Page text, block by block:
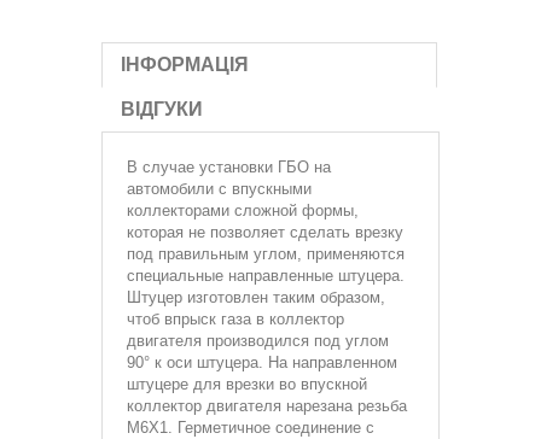
ІНФОРМАЦІЯ
ВІДГУКИ
В случае установки ГБО на
автомобили с впускными
коллекторами сложной формы,
которая не позволяет сделать врезку
под правильным углом, применяются
специальные направленные штуцера.
Штуцер изготовлен таким образом,
чтоб впрыск газа в коллектор
двигателя производился под углом
90° к оси штуцера. На направленном
штуцере для врезки во впускной
коллектор двигателя нарезана резьба
М6Х1. Герметичное соединение с